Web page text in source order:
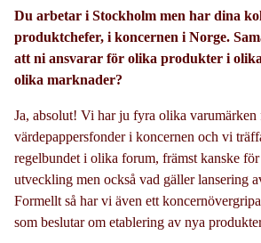
Du arbetar i Stockholm men har dina
produktchefer, i koncernen i Norge.
att ni ansvarar för olika produkter i
olika marknader?
Ja, absolut! Vi har ju fyra olika varumärken
värdepappersfonder i koncernen och vi
regelbundet i olika forum, främst kanske
utveckling men också vad gäller lansering
Formellt så har vi även ett
som beslutar om etablering av nya